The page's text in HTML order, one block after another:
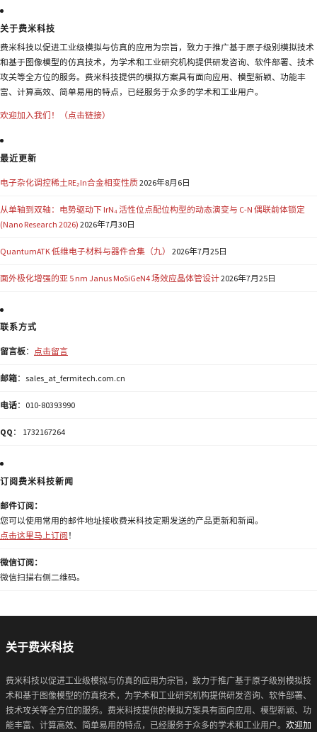
关于费米科技
费米科技以促进工业级模拟与仿真的应用为宗旨，致力于推广基于原子级别模拟技术
和基于图像模型的仿真技术，为学术和工业研究机构提供研发咨询、软件部署、技术
攻关等全方位的服务。费米科技提供的模拟方案具有面向应用、模型新颖、功能丰
富、计算高效、简单易用的特点，已经服务于众多的学术和工业用户。
欢迎加入我们！（点击链接）
最近更新
电子杂化调控稀土RE₂In合金相变性质2026年8月6日
从单轴到双轴：电势驱动下 IrN₄ 活性位点配位构型的动态演变与 C-N 偶联前体锁定
(Nano Research 2026) 2026年7月30日
QuantumATK 低维电子材料与器件合集（九） 2026年7月25日
面外极化增强的亚 5 nm Janus MoSiGeN4 场效应晶体管设计2026年7月25日
联系方式
留言板： 点击留言
邮箱：sales_at_fermitech.com.cn
电话：010-80393990
QQ ： 1732167264
订阅费米科技新闻
邮件订阅：
您可以使用常用的邮件地址接收费米科技定期发送的产品更新和新闻。
点击这里马上订阅 ！
微信订阅：
微信扫描右侧二维码。
关于费米科技
费米科技以促进工业级模拟与仿真的应用为宗旨，致力于推广基于原子级别模拟技
术和基于图像模型的仿真技术，为学术和工业研究机构提供研发咨询、软件部署、
技术攻关等全方位的服务。费米科技提供的模拟方案具有面向应用、模型新颖、功
能丰富、计算高效、简单易用的特点，已经服务于众多的学术和工业用户。 欢迎加